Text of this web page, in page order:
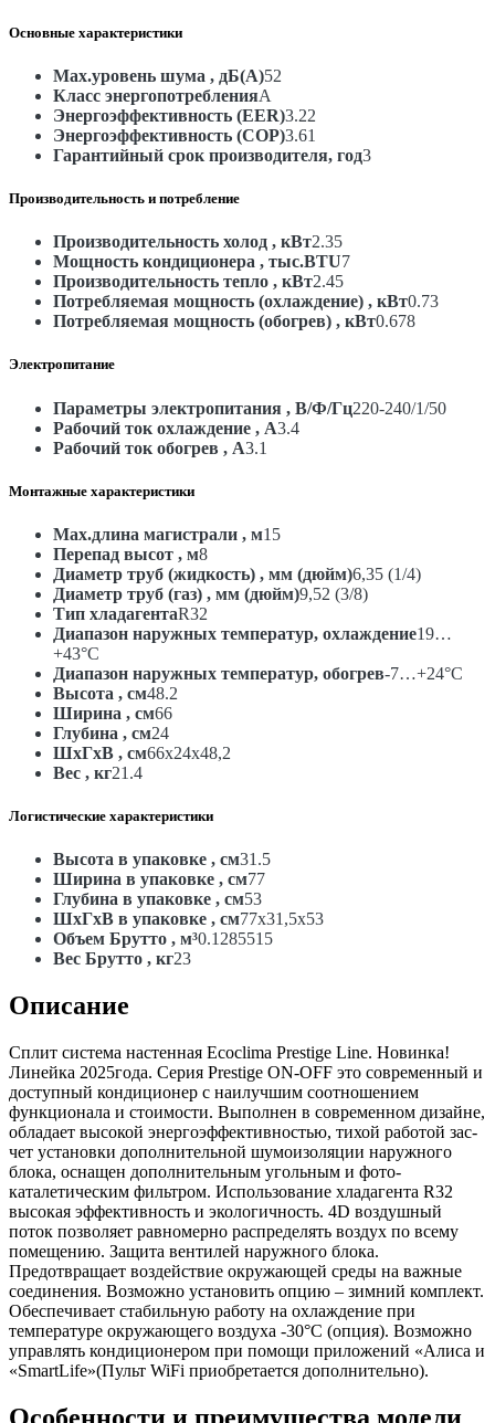
Основные характеристики
Max.уровень шума , дБ(А)52
Класс энергопотребленияA
Энергоэффективность (EER)3.22
Энергоэффективность (COP)3.61
Гарантийный срок производителя, год3
Производительность и потребление
Производительность холод , кВт2.35
Мощность кондиционера , тыс.BTU7
Производительность тепло , кВт2.45
Потребляемая мощность (охлаждение) , кВт0.73
Потребляемая мощность (обогрев) , кВт0.678
Электропитание
Параметры электропитания , В/Ф/Гц220-240/1/50
Рабочий ток охлаждение , А3.4
Рабочий ток обогрев , А3.1
Монтажные характеристики
Max.длина магистрали , м15
Перепад высот , м8
Диаметр труб (жидкость) , мм (дюйм)6,35 (1/4)
Диаметр труб (газ) , мм (дюйм)9,52 (3/8)
Тип хладагентаR32
Диапазон наружных температур, охлаждение19…
+43°С
Диапазон наружных температур, обогрев-7…+24°С
Высота , см48.2
Ширина , см66
Глубина , см24
ШxГxВ , см66x24x48,2
Вес , кг21.4
Логистические характеристики
Высота в упаковке , см31.5
Ширина в упаковке , см77
Глубина в упаковке , см53
ШxГxВ в упаковке , см77x31,5x53
Объем Брутто , м³0.1285515
Вес Брутто , кг23
Описание
Сплит система настенная Ecoclima Prestige Line. Новинка!
Линейка 2025года. Серия Prestige ON-OFF это современный и
доступный кондиционер с наилучшим соотношением
функционала и стоимости. Выполнен в современном дизайне,
обладает высокой энергоэффективностью, тихой работой зас-
чет установки дополнительной шумоизоляции наружного
блока, оснащен дополнительным угольным и фото-
каталетическим фильтром. Использование хладагента R32
высокая эффективность и экологичность. 4D воздушный
поток позволяет равномерно распределять воздух по всему
помещению. Защита вентилей наружного блока.
Предотвращает воздействие окружающей среды на важные
соединения. Возможно установить опцию – зимний комплект.
Обеспечивает стабильную работу на охлаждение при
температуре окружающего воздуха -30°С (опция). Возможно
управлять кондиционером при помощи приложений «Алиса и
«SmartLife»(Пульт WiFi приобретается дополнительно).